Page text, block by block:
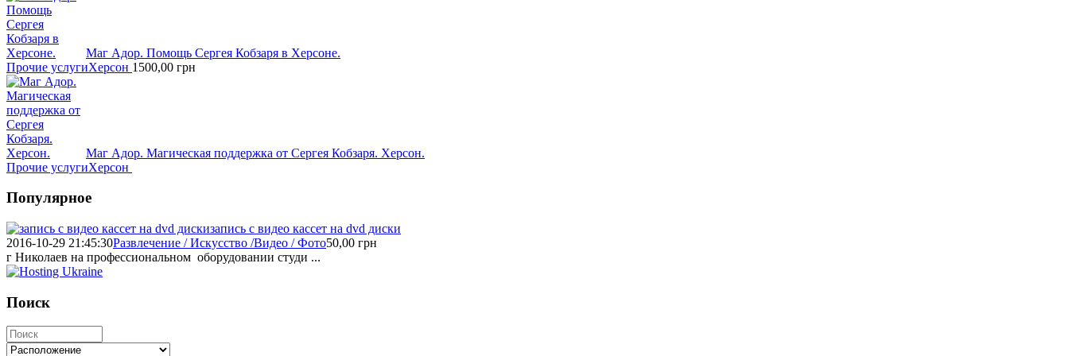
Маг Адор. Помощь Сергея Кобзаря в Херсоне.
Прочие услугиХерсон 1500,00 грн
Маг Адор. Магическая поддержка от Сергея Кобзаря. Херсон.
Прочие услугиХерсон
Популярное
запись с видео кассет на dvd диски
2016-10-29 21:45:30Развлечение / Искусство /Видео / Фото50,00 грн
г Николаев на профессиональном оборудовании студи ...
Поиск